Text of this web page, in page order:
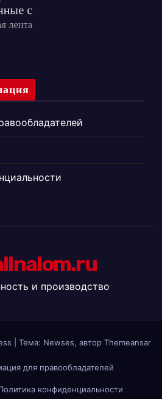
и производство
Тема: Newses, автор Themeansar
для правообладателей
конфиденциальности